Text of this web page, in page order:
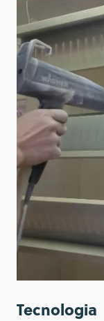
Tecnologia